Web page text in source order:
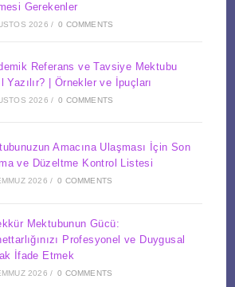
Gerekenler
2026 / 0 COMMENTS
Referans ve Tavsiye Mektubu
Yazılır? | Örnekler ve İpuçları
2026 / 0 COMMENTS
Amacına Ulaşması İçin Son
ve Düzeltme Kontrol Listesi
2026 / 0 COMMENTS
Mektubunun Gücü:
Profesyonel ve Duygusal
İfade Etmek
2026 / 0 COMMENTS